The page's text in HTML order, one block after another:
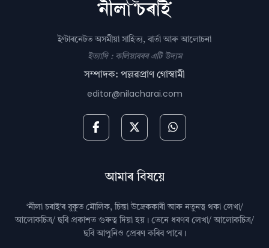
ইণ্টাৰনেটত অসমীয়া সাহিত্য, বাৰ্তা আৰু আলোচনা
ইত্যাদি : কলিয়াবৰৰ এটি উদ্যম
সম্পাদক: পল্লৱপ্ৰাণ গোস্বামী
editor@nilacharai.com
আমাৰ বিষয়ে
‘নীলা চৰাই’ৰ বুকুত মৌলিক, চিন্তা উদ্রেককাৰী আৰু নতুনত্ব থকা লেখা/
আলোকচিত্ৰ/ ছবি প্রকাশত গুৰুত্ব দিয়া হয়। তেনে ধৰণৰ লেখা/ আলোকচিত্ৰ/
ছবি আপুনিও প্রেৰণ কৰিব পাৰে।